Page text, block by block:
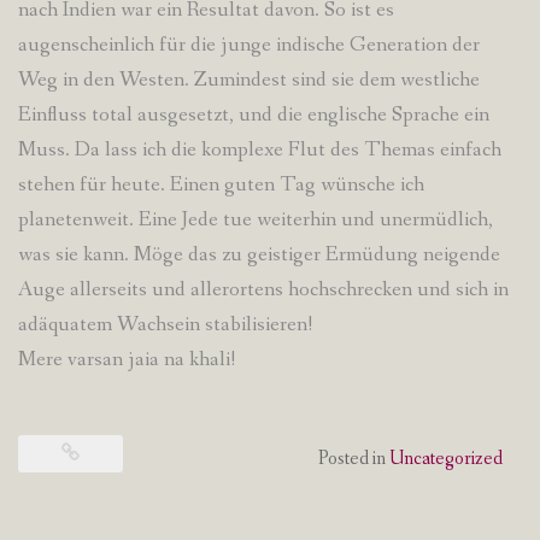
nach Indien war ein Resultat davon. So ist es
augenscheinlich für die junge indische Generation der
Weg in den Westen. Zumindest sind sie dem westliche
Einfluss total ausgesetzt, und die englische Sprache ein
Muss. Da lass ich die komplexe Flut des Themas einfach
stehen für heute. Einen guten Tag wünsche ich
planetenweit. Eine Jede tue weiterhin und unermüdlich,
was sie kann. Möge das zu geistiger Ermüdung neigende
Auge allerseits und allerortens hochschrecken und sich in
adäquatem Wachsein stabilisieren!
Mere varsan jaia na khali!
Posted inUncategorized